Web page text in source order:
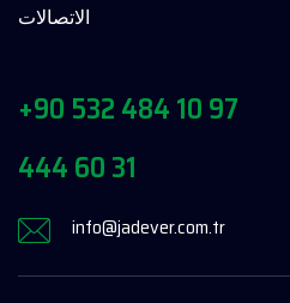
الاتصالات
+90 532 484 10 97
444 60 31
info@jadever.com.tr